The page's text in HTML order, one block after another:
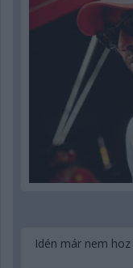
Idén már nem